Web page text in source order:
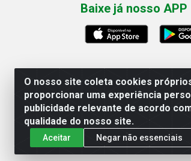
O nosso site coleta cookies
proporcionar uma experiência
publicidade relevante de acordo
qualidade do nosso site.
Aceitar Negar não essenciais
Baixe já nosso APP
Linhavix